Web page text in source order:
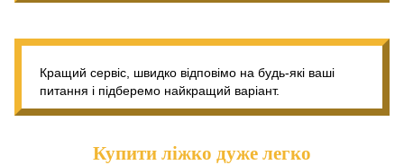
Кращий сервіс, швидко відповімо на будь-які ваші
питання і підберемо найкращий варіант.
Купити ліжко дуже легко